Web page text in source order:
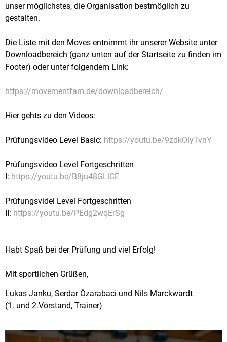
unser möglichstes, die Organisation bestmöglich zu
gestalten.
Die Liste mit den Moves entnimmt ihr unserer Website unter
Downloadbereich (ganz unten auf der Startseite zu finden im
Footer) oder unter folgendem Link:
https://movementfam.de/downloadbereich/
Hier gehts zu den Videos:
Prüfungsvideo Level Basic: https://youtu.be/9zdkOiyTvnY
Prüfungsvideo Level Fortgeschritten
I: https://youtu.be/B8ju48GLlCE
Prüfungsvidel Level Fortgeschritten
II: https://youtu.be/PEdg2wqErSg
Habt Spaß bei der Prüfung und viel Erfolg!
Mit sportlichen Grüßen,
Lukas Janku, Serdar Özarabaci und Nils Marckwardt
(1. und 2.Vorstand, Trainer)